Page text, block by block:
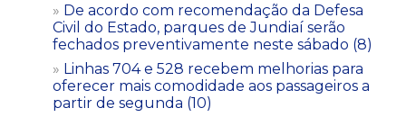
De acordo com recomendação da Defesa
Civil do Estado, parques de Jundiaí serão
fechados preventivamente neste sábado (8)
Linhas 704 e 528 recebem melhorias para
oferecer mais comodidade aos passageiros a
partir de segunda (10)